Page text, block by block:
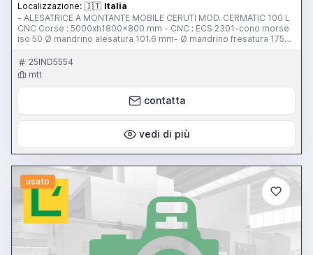
Localizzazione: 🇮🇹 Italia
- ALESATRICE A MONTANTE MOBILE CERUTI MOD. CERMATIC 100 L
CNC Corse : 5000xh1800x800 mm - CNC : ECS 2301-cono morse
iso 50 Ø mandrino alesatura 101.6 mm- Ø mandrino fresatura 175
mm
25IND5554
mtt
contatta
vedi di più
usato